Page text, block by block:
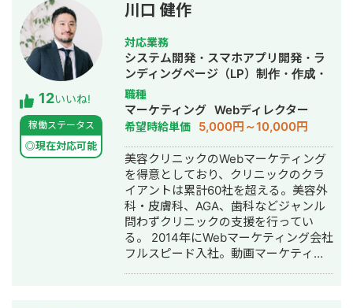
12いいね!
稼働ステータス
◎現在対応可能
川口 健作
対応業務
システム開発・スマホアプリ開発・ラ
ンディングページ（LP）制作・作成・
Youtubeチャンネル運営代行・立ち上
げ・ECサイト構築・ネットショップ作
成代行・SEO対策・新規事業立上・
SNS運用代行・記事作成代行・ライテ
ィング・ホームページ制作・作成・バ
ナー制作・デザイン・ロゴデザイン・
作成・リスティング広告運用代行・オ
ウンドメディア制作・構築・運用代
行・動画制作・動画編集・営業代行
職種
マーケティング Webディレクター
希望時給単価 5,000円～10,000円
美容クリニックのWebマーケティング
を得意としており、クリニックのクラ
イアントは累計60社を超える。美容外
科・皮膚科、AGA、歯科などジャンル
問わずクリニックの支援を行ってい
る。 2014年にWebマーケティング会社
フルスピード入社。動画マーケティン